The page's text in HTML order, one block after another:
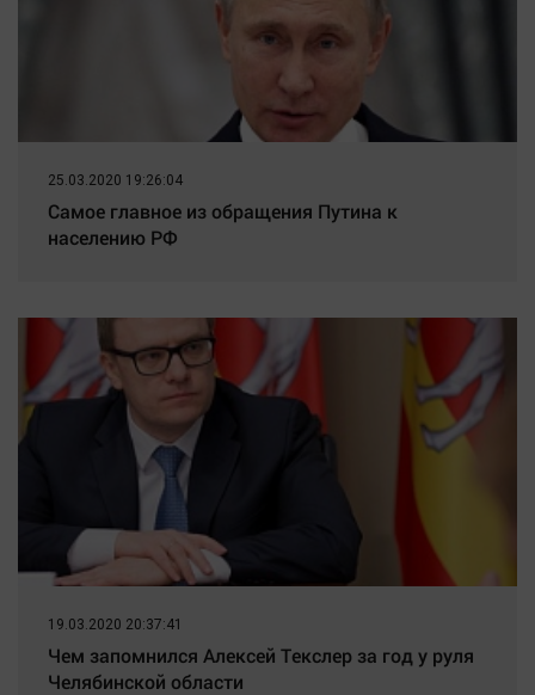
25.03.2020 19:26:04
Самое главное из обращения Путина к
населению РФ
19.03.2020 20:37:41
Чем запомнился Алексей Текслер за год у руля
Челябинской области